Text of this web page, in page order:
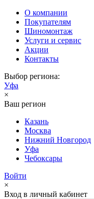
О компании
Покупателям
Шиномонтаж
Услуги и сервис
Акции
Контакты
Выбор региона:
Уфа
×
Ваш регион
Казань
Москва
Нижний Новгород
Уфа
Чебоксары
Войти
×
Вход в личный кабинет